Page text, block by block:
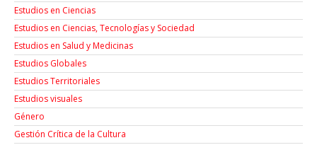
Estudios en Ciencias
Estudios en Ciencias, Tecnologías y Sociedad
Estudios en Salud y Medicinas
Estudios Globales
Estudios Territoriales
Estudios visuales
Género
Gestión Crítica de la Cultura